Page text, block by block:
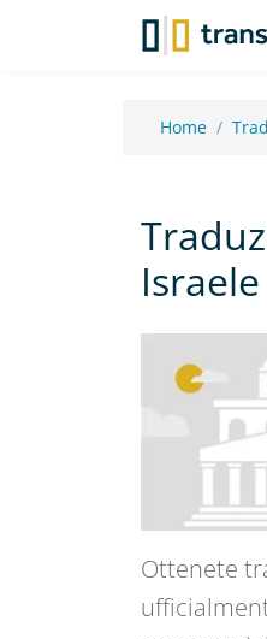
Home
Israele
Ottenete